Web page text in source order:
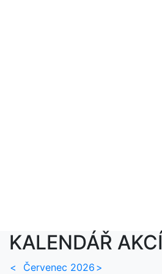
KALENDÁŘ AKCÍ
< Červenec 2026 >